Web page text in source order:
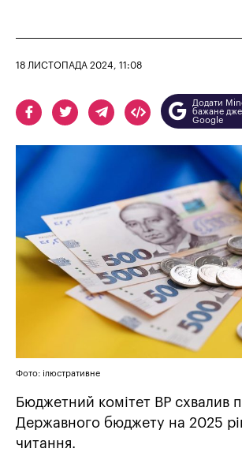
18 ЛИСТОПАДА 2024, 11:08
Додати
бажане
Google
Фото: ілюстративне
Бюджетний комітет ВР схвалив
Державного бюджету на 2025
читання.